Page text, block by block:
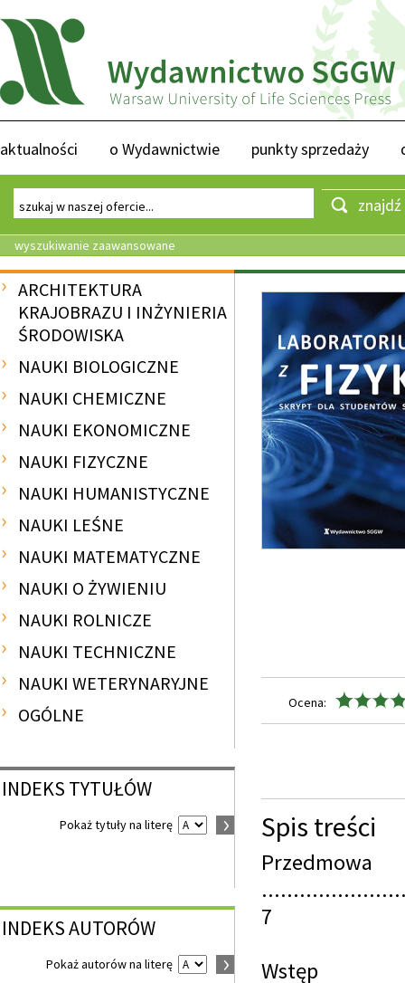
aktualności o Wydawnictwie punkty sprzedaży
znajdź
wyszukiwanie zaawansowane
ARCHITEKTURA
KRAJOBRAZU I INŻYNIERIA
ŚRODOWISKA
NAUKI BIOLOGICZNE
NAUKI CHEMICZNE
NAUKI EKONOMICZNE
NAUKI FIZYCZNE
NAUKI HUMANISTYCZNE
NAUKI LEŚNE
NAUKI MATEMATYCZNE
NAUKI O ŻYWIENIU
NAUKI ROLNICZE
NAUKI TECHNICZNE
NAUKI WETERYNARYJNE
OGÓLNE
INDEKS TYTUŁÓW
Pokaż tytuły na literę
INDEKSAUTORÓW
Pokaż autorów na literę
Ocena:
Spis treści
Przedmowa
7
Wstęp